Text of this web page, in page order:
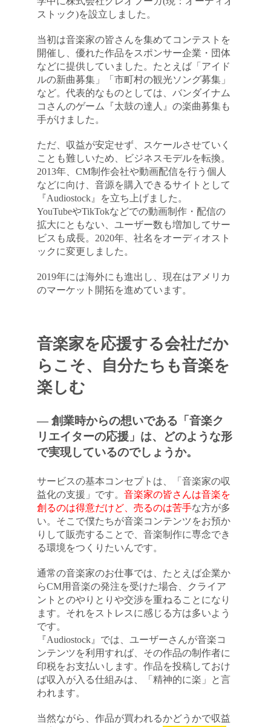
ストック)を設立しました。
当初は音楽家の皆さんを集めてコンテストを
開催し、優れた作品をスポンサー企業・団体
などに提供していました。たとえば「アイド
ルの新曲募集」「市町村の観光ソング募集」
など。代表的なものとしては、バンダイナム
コさんのゲーム『太鼓の達人』の楽曲募集も
手がけました。
ただ、収益が安定せず、スケールさせていく
ことも難しいため、ビジネスモデルを転換。
2013年、CM制作会社や動画配信を行う個人
などに向け、音源を購入できるサイトとして
『Audiostock』を立ち上げました。
YouTubeやTikTokなどでの動画制作・配信の
拡大にともない、ユーザー数も増加してサー
ビスも成長。2020年、社名をオーディオスト
ックに変更しました。
2019年には海外にも進出し、現在はアメリカ
のマーケット開拓を進めています。
音楽家を応援する会社だか
らこそ、自分たちも音楽を
楽しむ
― 創業時からの想いである「音楽ク
リエイターの応援」は、どのような形
で実現しているのでしょうか。
サービスの基本コンセプトは、「音楽家の収
益化の支援」です。 音楽家の皆さんは音楽を
創るのは得意だけど、売るのは苦手な方が多
い。そこで僕たちが音楽コンテンツをお預か
りして販売することで、音楽制作に専念でき
る環境をつくりたいんです。
通常の音楽家のお仕事では、たとえば企業か
らCM用音楽の発注を受けた場合、クライア
ントとのやりとりや交渉を重ねることになり
ます。それをストレスに感じる方は多いよう
です。
『Audiostock』では、ユーザーさんが音楽コ
ンテンツを利用すれば、その作品の制作者に
印税をお支払いします。作品を投稿しておけ
ば収入が入る仕組みは、「精神的に楽」と言
われます。
当然ながら、作品が買われるかどうかで収益